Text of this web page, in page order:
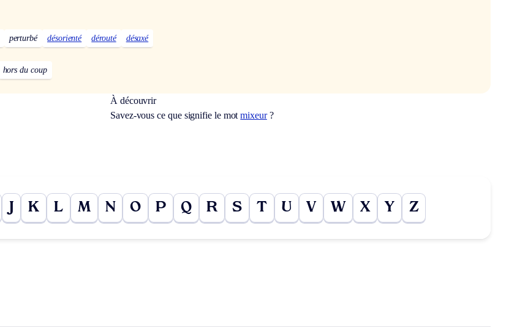
perturbé désorienté dérouté désaxé
hors du coup
À découvrir
Savez-vous ce que signifie le motmixeur?
J K L M N O P Q R S T U V W X Y Z